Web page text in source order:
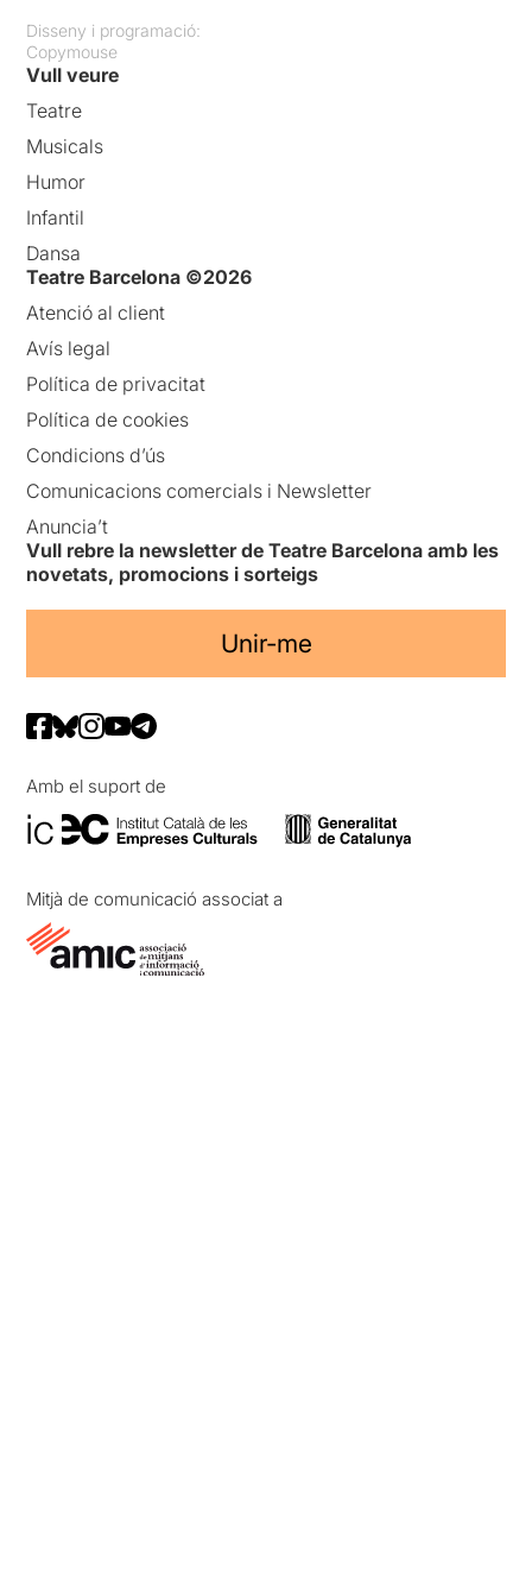
Disseny i programació:
Copymouse
Vull veure
Teatre
Musicals
Humor
Infantil
Dansa
Teatre Barcelona ©2026
Atenció al client
Avís legal
Política de privacitat
Política de cookies
Condicions d’ús
Comunicacions comercials i Newsletter
Anuncia’t
Vull rebre la newsletter de Teatre Barcelona amb les
novetats, promocions i sorteigs
Unir-me
Amb el suport de
Mitjà de comunicació associat a